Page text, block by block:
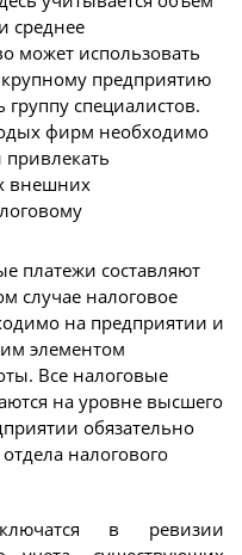
среднее
может использовать
предприятию
специалистов.
фирм необходимо
привлекать
внешних
платежи составляют
случае налоговое
на предприятии и
элементом
Все налоговые
на уровне высшего
обязательно
налогового
в ревизии